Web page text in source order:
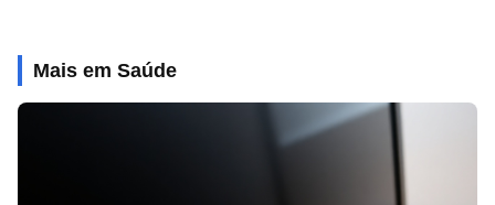
Mais em Saúde